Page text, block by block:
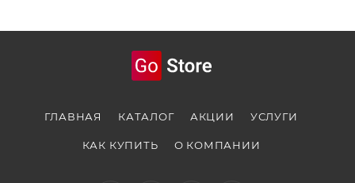
ГЛАВНАЯ КАТАЛОГ АКЦИИ УСЛУГИ
КАК КУПИТЬ О КОМПАНИИ